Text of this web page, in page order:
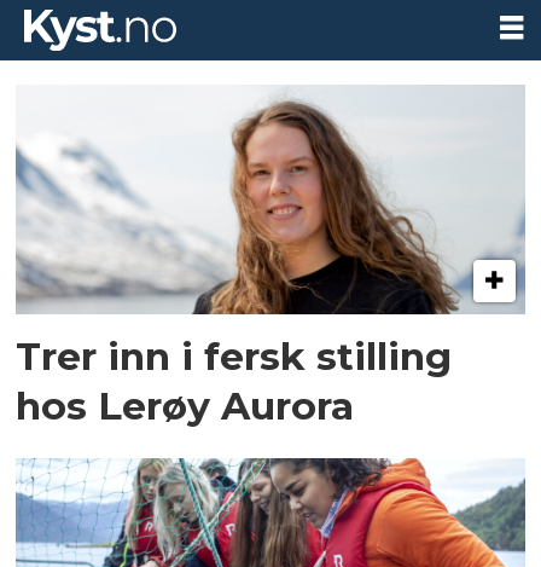
seafood
trainee
Trer inn i fersk stilling
hos Lerøy Aurora